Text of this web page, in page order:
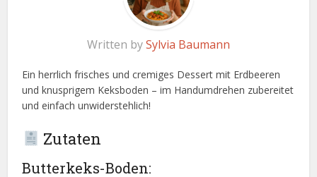
Written bySylvia Baumann
Ein herrlich frisches und cremiges Dessert mit Erdbeeren
und knusprigem Keksboden – im Handumdrehen zubereitet
und einfach unwiderstehlich!
Zutaten
Butterkeks-Boden: